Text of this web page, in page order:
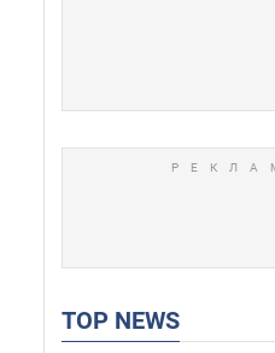
TOP NEWS